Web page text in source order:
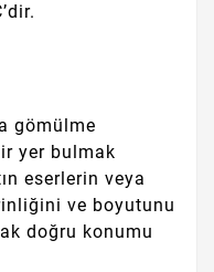
gömülme
yer bulmak
eserlerin veya
ve boyutunu
doğru konumu